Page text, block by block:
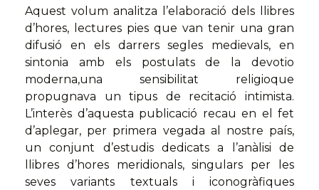
Aquest volum analitza l’elaboració dels llibres
d’hores, lectures pies que van tenir una gran
difusió en els darrers segles medievals, en
sintonia amb els postulats de la devotio
moderna,una sensibilitat religioque
propugnava un tipus de recitació intimista.
L’interès d’aquesta publicació recau en el fet
d’aplegar, per primera vegada al nostre país,
un conjunt d’estudis dedicats a l’anàlisi de
llibres d’hores meridionals, singulars per les
seves variants textuals i iconogràfiques